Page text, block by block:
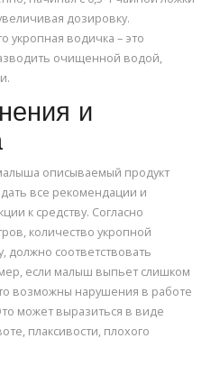
дозировку.
укропная водичка – это
очищенной водой,
и
описываемый продукт
все рекомендации и
к средству. Согласно
количество укропной
должно соответствовать
если малыш выпьет слишком
возможны нарушения в работе
может выразиться в виде
плаксивости, плохого